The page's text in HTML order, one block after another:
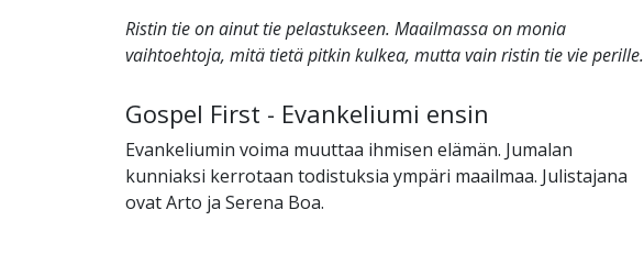
Ristin tie on ainut tie pelastukseen. Maailmassa on monia
vaihtoehtoja, mitä tietä pitkin kulkea, mutta vain ristin tie vie perille.
Gospel First - Evankeliumi ensin
Evankeliumin voima muuttaa ihmisen elämän. Jumalan
kunniaksi kerrotaan todistuksia ympäri maailmaa. Julistajana
ovat Arto ja Serena Boa.